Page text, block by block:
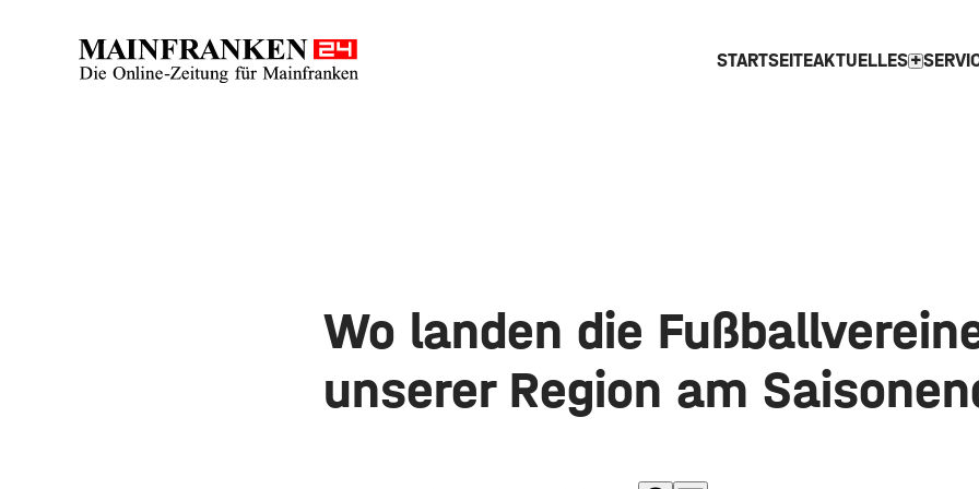
STARTSEITEAKTUELLESexpand_more
Wo landen die
unserer Region am